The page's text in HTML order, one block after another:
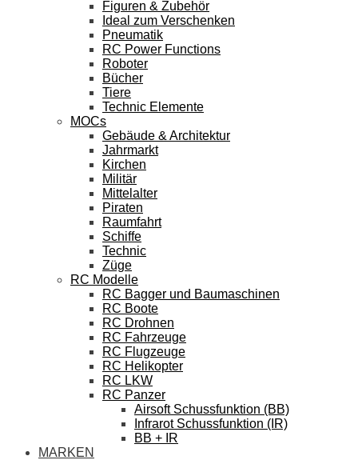
Figuren & Zubehör
Ideal zum Verschenken
Pneumatik
RC Power Functions
Roboter
Bücher
Tiere
Technic Elemente
MOCs
Gebäude & Architektur
Jahrmarkt
Kirchen
Militär
Mittelalter
Piraten
Raumfahrt
Schiffe
Technic
Züge
RC Modelle
RC Bagger und Baumaschinen
RC Boote
RC Drohnen
RC Fahrzeuge
RC Flugzeuge
RC Helikopter
RC LKW
RC Panzer
Airsoft Schussfunktion (BB)
Infrarot Schussfunktion (IR)
BB + IR
MARKEN